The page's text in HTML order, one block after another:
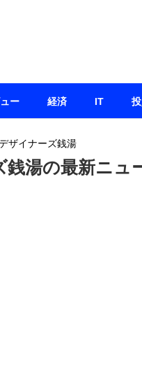
ザイナーズ銭湯
銭湯の最新ニュ
ー 経済 IT